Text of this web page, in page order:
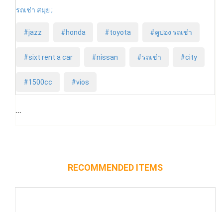
รถเช่า สมุย ;
#jazz #honda #toyota #คูปอง รถเช่า
#sixt rent a car #nissan #รถเช่า #city
#1500cc #vios
```
RECOMMENDED ITEMS